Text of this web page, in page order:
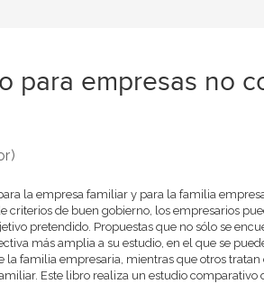
para empresas no
la empresa familiar y para la familia
de buen gobierno, los empresarios
pretendido. Propuestas que no sólo se
más amplia a su estudio, en el que se
la familia empresaria, mientras que otros
Este libro realiza un estudio comparativo